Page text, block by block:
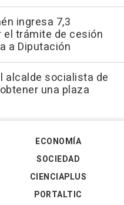
ingresa 7,3
trámite de cesión
a Diputación
alcalde socialista de
una plaza
ECONOMÍA
SOCIEDAD
CIENCIAPLUS
PORTALTIC